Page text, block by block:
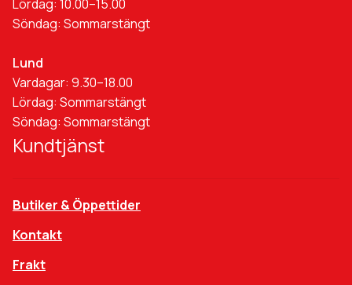
Lördag: 10.00–15.00
Söndag: Sommarstängt
Lund
Vardagar: 9.30–18.00
Lördag: Sommarstängt
Söndag: Sommarstängt
Kundtjänst
Butiker & Öppettider
Kontakt
Frakt